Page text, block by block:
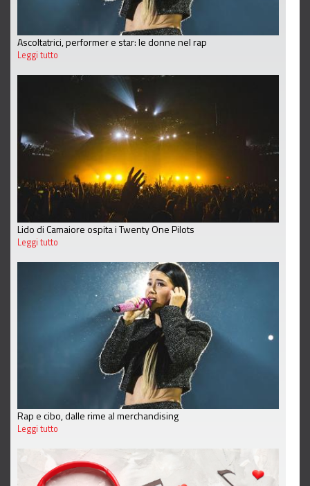
Ascoltatrici, performer e star: le donne nel rap
Leggi tutto
Lido di Camaiore ospita i Twenty One Pilots
Leggi tutto
Rap e cibo, dalle rime al merchandising
Leggi tutto